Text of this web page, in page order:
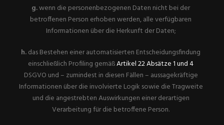
g.wenn die personenbezogenen Daten nicht bei der
betroffenen Person erhoben werden, alle verfügbaren
Informationen über die Herkunft der Daten;
h.das Bestehen einer automatisierten Entscheidungsfindung
einschließlich Profiling gemäßArtikel 22 Absätze 1 und 4
DSGVO und – zumindest in diesen Fällen – aussagekräftige
Informationen über die involvierte Logik sowie die Tragweite
und die angestrebten Auswirkungen einer derartigen
Verarbeitung für die betroffene Person.